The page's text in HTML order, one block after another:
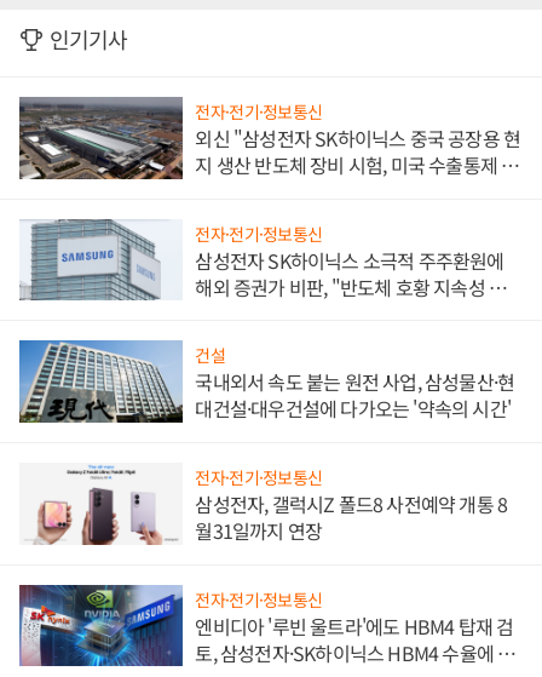
인기기사
전자·전기·정보통신
외신 "삼성전자 SK하이닉스 중국 공장용 현
지 생산 반도체 장비 시험, 미국 수출통제 대
전자·전기·정보통신
삼성전자 SK하이닉스 소극적 주주환원에
해외 증권가 비판, "반도체 호황 지속성 의
건설
국내외서 속도 붙는 원전 사업, 삼성물산·현
대건설·대우건설에 다가오는 '약속의 시간'
전자·전기·정보통신
삼성전자, 갤럭시Z 폴드8 사전예약 개통 8
월31일까지 연장
전자·전기·정보통신
엔비디아 '루빈 울트라'에도 HBM4 탑재 검
토, 삼성전자·SK하이닉스 HBM4 수율에 주